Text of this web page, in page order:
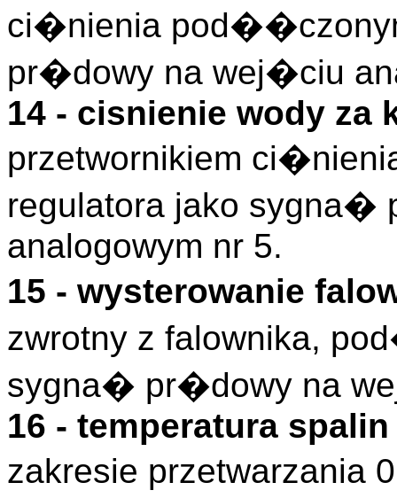
ci�nienia
pr�dowy na wej�ciu
14 - cisnienie wody za
przetwornikiem
regulatora jako
analogowym nr 5.
15 - wysterowanie
zwrotny z falownika,
sygna� pr�dowy na
16 - temperatura
zakresie